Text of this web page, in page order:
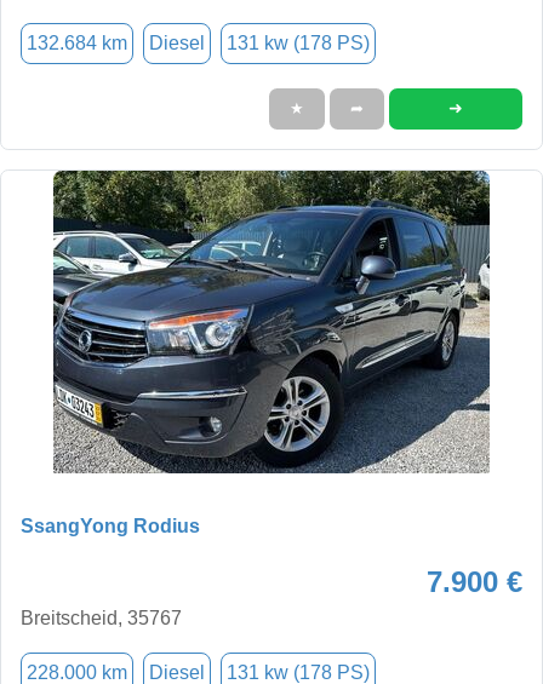
132.684 km Diesel 131 kw (178 PS)
★ ➦ ➜
SsangYong Rodius
7.900 €
Breitscheid, 35767
228.000 km Diesel 131 kw (178 PS)